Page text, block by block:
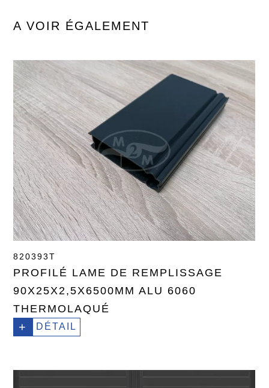
A VOIR ÉGALEMENT
820393T
PROFILÉ LAME DE REMPLISSAGE
90X25X2,5X6500MM ALU 6060
THERMOLAQUÉ
+ DÉTAIL